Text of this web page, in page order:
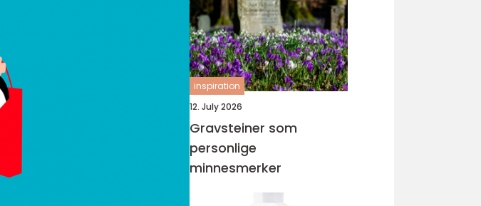
inspiration
12. July 2026
Gravsteiner som
personlige
minnesmerker